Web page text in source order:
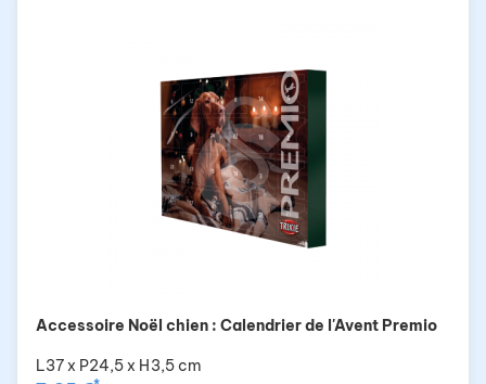
Accessoire Noël chien : Calendrier de l'Avent Premio
L37 x P24,5 x H3,5 cm